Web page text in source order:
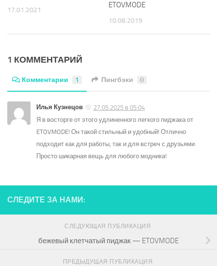
17.01.2021
ETOVMODE
10.08.2019
1 КОММЕНТАРИЙ
Комментарии 1 Пингбэки 0
Илья Кузнецов
27.05.2025 в 05:04
Я в восторге от этого удлиненного легкого пиджака от
ETOVMODE! Он такой стильный и удобный! Отлично
подходит как для работы, так и для встреч с друзьями.
Просто шикарная вещь для любого модника!
СЛЕДИТЕ ЗА НАМИ:
СЛЕДУЮЩАЯ ПУБЛИКАЦИЯ
бежевый клетчатый пиджак — ETOVMODE
ПРЕДЫДУЩАЯ ПУБЛИКАЦИЯ